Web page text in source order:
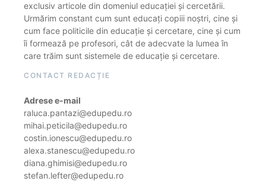
exclusiv articole din domeniul educației și cercetării.
Urmărim constant cum sunt educați copiii noștri, cine și
cum face politicile din educație și cercetare, cine și cum
îi formează pe profesori, cât de adecvate la lumea în
care trăim sunt sistemele de educație și cercetare.
CONTACT REDACȚIE
Adrese e-mail
raluca.pantazi@edupedu.ro
mihai.peticila@edupedu.ro
costin.ionescu@edupedu.ro
alexa.stanescu@edupedu.ro
diana.ghimisi@edupedu.ro
stefan.lefter@edupedu.ro